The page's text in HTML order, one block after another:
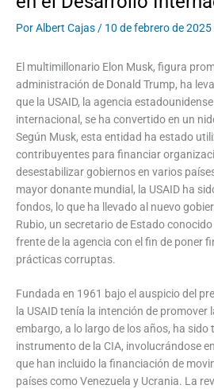
PorAlbert Cajas/ 10 de febrero de 2025
El multimillonario Elon Musk, figura
administración de Donald Trump, ha
que la USAID, la agencia
internacional, se ha convertido en un
Según Musk, esta entidad ha estado
contribuyentes para financiar
desestabilizar gobiernos en varios
mayor donante mundial, la USAID ha
fondos, lo que ha llevado al nuevo
Rubio, un secretario de Estado
frente de la agencia con el fin de poner
prácticas corruptas.
Fundada en 1961 bajo el auspicio del
la USAID tenía la intención de
embargo, a lo largo de los años, ha
instrumento de la CIA, involucrándose
que han incluido la financiación de
países como Venezuela y Ucrania. La